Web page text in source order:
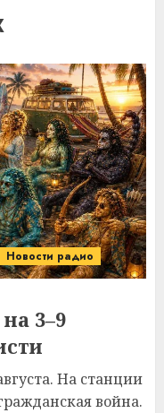
Новости радио
3–9
На станции
война.